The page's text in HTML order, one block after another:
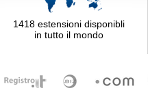
1418 estensioni disponibli
in tutto il mondo